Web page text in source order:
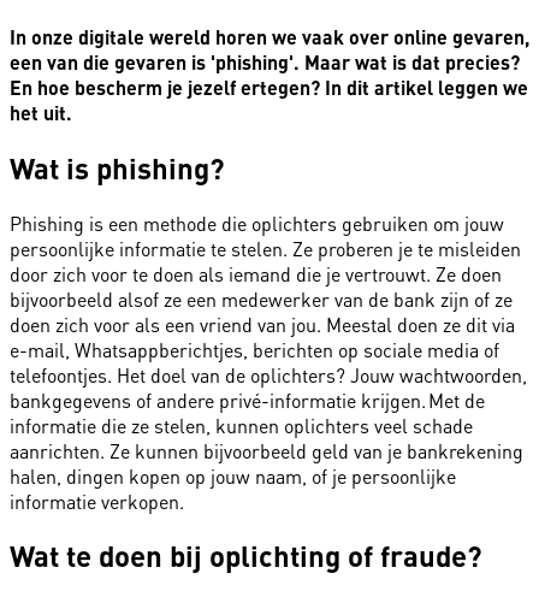
In onze digitale wereld horen we vaak over online gevaren,
een van die gevaren is 'phishing'. Maar wat is dat precies?
En hoe bescherm je jezelf ertegen? In dit artikel leggen we
het uit.
Wat is phishing?
Phishing is een methode die oplichters gebruiken om jouw
persoonlijke informatie te stelen. Ze proberen je te misleiden
door zich voor te doen als iemand die je vertrouwt. Ze doen
bijvoorbeeld alsof ze een medewerker van de bank zijn of ze
doen zich voor als een vriend van jou. Meestal doen ze dit via
e-mail, Whatsappberichtjes, berichten op sociale media of
telefoontjes. Het doel van de oplichters? Jouw wachtwoorden,
bankgegevens of andere privé-informatie krijgen. Met de
informatie die ze stelen, kunnen oplichters veel schade
aanrichten. Ze kunnen bijvoorbeeld geld van je bankrekening
halen, dingen kopen op jouw naam, of je persoonlijke
informatie verkopen.
Wat te doen bij oplichting of fraude?